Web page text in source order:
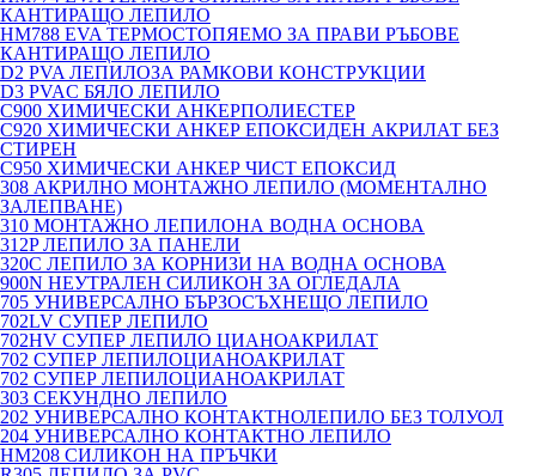
КАНТИРАЩО ЛЕПИЛО
HM788 EVA ТЕРМОСТОПЯЕМО ЗА ПРАВИ РЪБОВЕ
КАНТИРАЩО ЛЕПИЛО
D2 PVA ЛЕПИЛОЗА РАМКОВИ КОНСТРУКЦИИ
D3 PVAC БЯЛО ЛЕПИЛО
C900 ХИМИЧЕСКИ АНКЕРПОЛИЕСТЕP
C920 ХИМИЧЕСКИ АНКЕР ЕПОКСИДЕН АКРИЛАТ БЕЗ
СТИРЕН
C950 ХИМИЧЕСКИ АНКЕР ЧИСТ ЕПОКСИД
308 АКРИЛНО МОНТАЖНО ЛЕПИЛО (МОМЕНТАЛНО
ЗАЛЕПВАНЕ)
310 МОНТАЖНО ЛЕПИЛОНА ВОДНА ОСНОВА
312P ЛЕПИЛО ЗА ПАНЕЛИ
320C ЛЕПИЛО ЗА КОРНИЗИ НА ВОДНА ОСНОВА
900N НЕУТРАЛЕН СИЛИКОН ЗА ОГЛЕДАЛА
705 УНИВЕРСАЛНО БЪРЗОСЪХНЕЩО ЛЕПИЛО
702LV СУПЕР ЛЕПИЛО
702HV СУПЕР ЛЕПИЛО ЦИАНОАКРИЛАТ
702 СУПЕР ЛЕПИЛОЦИАНОАКРИЛАТ
702 СУПЕР ЛЕПИЛОЦИАНОАКРИЛАТ
303 СЕКУНДНО ЛЕПИЛО
202 УНИВЕРСАЛНО КОНТАКТНОЛЕПИЛО БЕЗ ТОЛУОЛ
204 УНИВЕРСАЛНО КОНТАКТНО ЛЕПИЛО
HM208 СИЛИКОН НА ПРЪЧКИ